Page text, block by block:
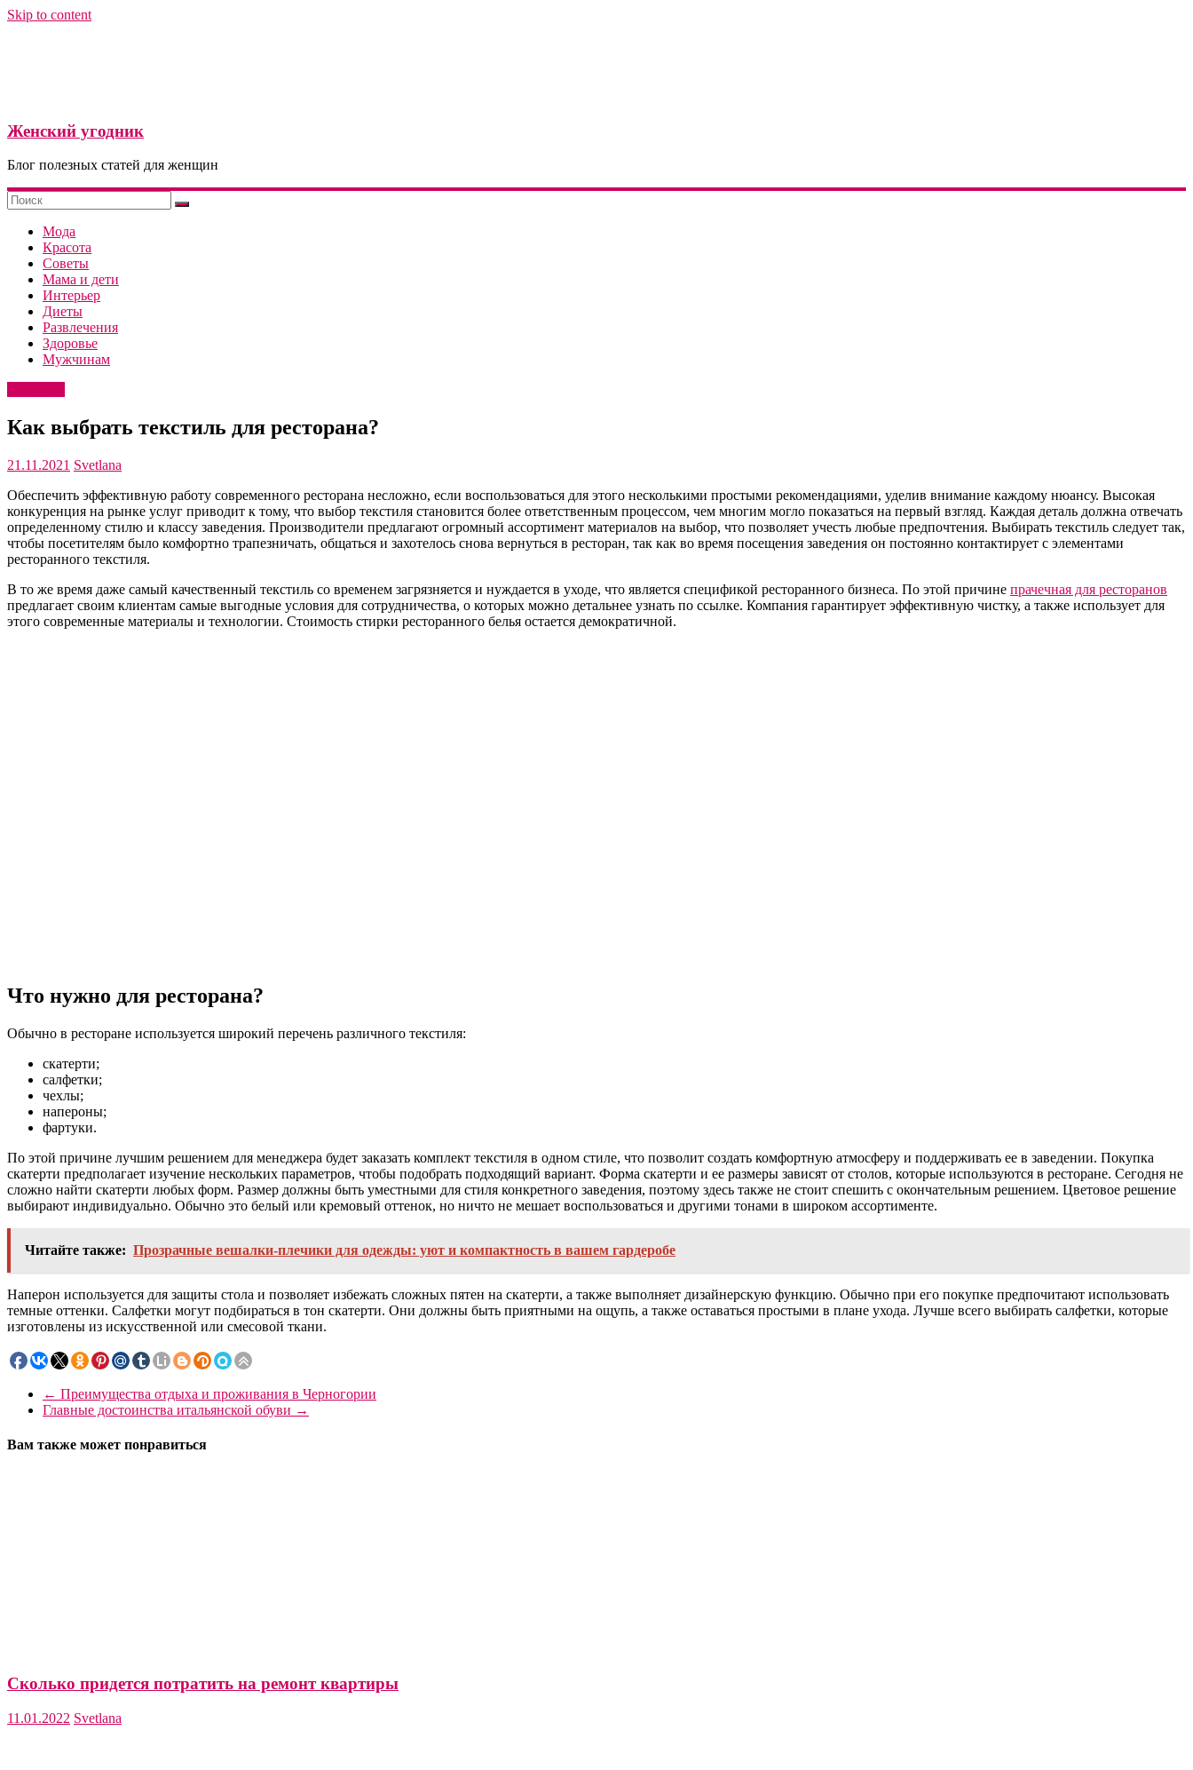
Skip to content
Женский угодник
Блог полезных статей для женщин
Мода
Красота
Советы
Мама и дети
Интерьер
Диеты
Развлечения
Здоровье
Мужчинам
Как выбрать текстиль для ресторана?
21.11.2021 Svetlana
Обеспечить эффективную работу современного ресторана несложно, если воспользоваться для этого несколькими простыми рекомендациями, уделив внимание каждому нюансу. Высокая
конкуренция на рынке услуг приводит к тому, что выбор текстиля становится более ответственным процессом, чем многим могло показаться на первый взгляд. Каждая деталь должна отвечать
определенному стилю и классу заведения. Производители предлагают огромный ассортимент материалов на выбор, что позволяет учесть любые предпочтения. Выбирать текстиль следует так,
чтобы посетителям было комфортно трапезничать, общаться и захотелось снова вернуться в ресторан, так как во время посещения заведения он постоянно контактирует с элементами
ресторанного текстиля.
В то же время даже самый качественный текстиль со временем загрязняется и нуждается в уходе, что является спецификой ресторанного бизнеса. По этой причине прачечная для ресторанов
предлагает своим клиентам самые выгодные условия для сотрудничества, о которых можно детальнее узнать по ссылке. Компания гарантирует эффективную чистку, а также использует для
этого современные материалы и технологии. Стоимость стирки ресторанного белья остается демократичной.
Что нужно для ресторана?
Обычно в ресторане используется широкий перечень различного текстиля:
скатерти;
салфетки;
чехлы;
напероны;
фартуки.
По этой причине лучшим решением для менеджера будет заказать комплект текстиля в одном стиле, что позволит создать комфортную атмосферу и поддерживать ее в заведении. Покупка
скатерти предполагает изучение нескольких параметров, чтобы подобрать подходящий вариант. Форма скатерти и ее размеры зависят от столов, которые используются в ресторане. Сегодня не
сложно найти скатерти любых форм. Размер должны быть уместными для стиля конкретного заведения, поэтому здесь также не стоит спешить с окончательным решением. Цветовое решение
выбирают индивидуально. Обычно это белый или кремовый оттенок, но ничто не мешает воспользоваться и другими тонами в широком ассортименте.
Читайте также: Прозрачные вешалки-плечики для одежды: уют и компактность в вашем гардеробе
Наперон используется для защиты стола и позволяет избежать сложных пятен на скатерти, а также выполняет дизайнерскую функцию. Обычно при его покупке предпочитают использовать
темные оттенки. Салфетки могут подбираться в тон скатерти. Они должны быть приятными на ощупь, а также оставаться простыми в плане ухода. Лучше всего выбирать салфетки, которые
изготовлены из искусственной или смесовой ткани.
← Преимущества отдыха и проживания в Черногории
Главные достоинства итальянской обуви →
Вам также может понравиться
Сколько придется потратить на ремонт квартиры
11.01.2022 Svetlana